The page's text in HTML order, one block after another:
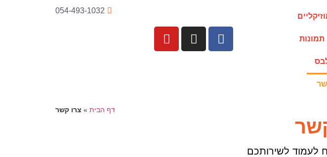
תמונות
054-493-1032
דף הבית » צרו קשר
לעמוד לשירותכם